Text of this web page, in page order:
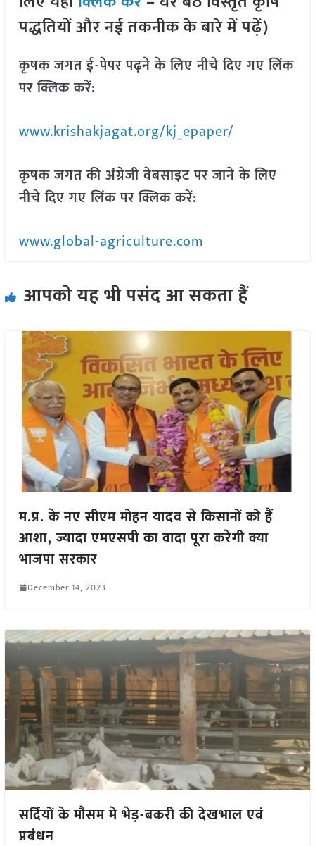
पद्धतियों और नई तकनीक के बारे में पढ़ें)
कृषक जगत ई-पेपर पढ़ने के लिए नीचे दिए गए लिंक
पर क्लिक करें:
www.krishakjagat.org/kj_epaper/
कृषक जगत की अंग्रेजी वेबसाइट पर जाने के लिए
नीचे दिए गए लिंक पर क्लिक करें:
www.global-agriculture.com
आपको यह भी पसंद आ सकता हैं
म.प्र. के नए सीएम मोहन यादव से किसानों को हैं
आशा, ज्यादा एमएसपी का वादा पूरा करेगी क्या
भाजपा सरकार
December 14, 2023
सर्दियों के मौसम मे भेड़-बकरी की देखभाल एवं
प्रबंधन